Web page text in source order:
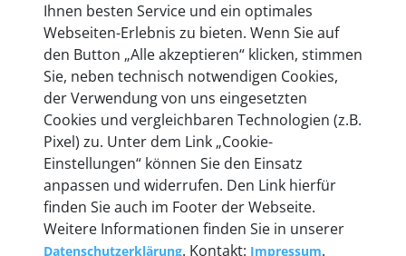
In den Kfz-Diagnosegeräten von autoaid stecken
mehr als 10 Jahre Erfahrung, und auch in Zukunft
entwickeln wir unsere Produkte am Standort in
Berlin laufend weiter. Auf diese Qualität vertrauen
heute mehr als 60.000 Privatkunden und
Unternehmen.
Technische Details &
Ihnen besten Service und ein optimales
Webseiten-Erlebnis zu bieten. Wenn Sie auf
den Button „Alle akzeptieren“ klicken, stimmen
Sie, neben technisch notwendigen Cookies,
der Verwendung von uns eingesetzten
Cookies und vergleichbaren Technologien (z.B.
Pixel) zu. Unter dem Link „Cookie-
Einstellungen“ können Sie den Einsatz
anpassen und widerrufen. Den Link hierfür
finden Sie auch im Footer der Webseite.
Weitere Informationen finden Sie in unserer
Datenschutzerklärung. Kontakt: Impressum.